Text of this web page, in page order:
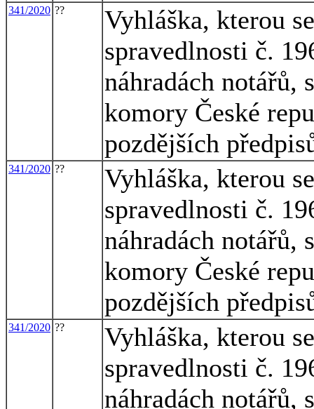
341/2020 ??
Vyhláška, kterou
spravedlnosti č.
náhradách notářů,
komory České
pozdějších
341/2020 ??
Vyhláška, kterou
spravedlnosti č.
náhradách notářů,
komory České
pozdějších
341/2020 ??
Vyhláška, kterou
spravedlnosti č.
náhradách notářů,